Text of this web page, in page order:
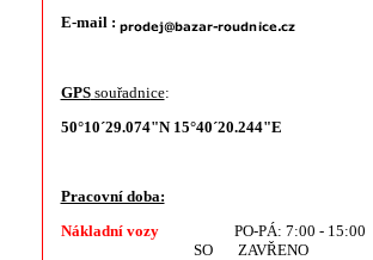
E-mail :
GPSsouřadnice:
50°10´29.074"N 15°40´20.244"E
Pracovní doba:
Nákladní vozy
PO-PÁ: 7:00 - 15:00
SO ZAVŘENO